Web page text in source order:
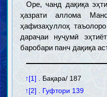
Оре, чанд дақиқа
ҳазрати аллома
ҳафизаҳуллоҳ
дараҷаи нуҷумӣ
баробари панч дақиқа
↑[1] . Бақара/ 187
↑[2] . Гуфтори 139
Ақойид
Шинохти Худованд
Шинохти хулафоъи
Паёмбарон
Итрат ва аҳли байти
Маҳдӣ